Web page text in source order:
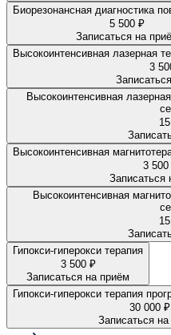
Биорезонансная диагностика
5 500 ₽
Записаться на
Высокоинтенсивная лазерная
3
Высокоинтенсивная
Высокоинтенсивная
3
Записаться
Высокоинтенсивная
Гипокси-гиперокси терапия
3 500 ₽
Записаться на приём
Гипокси-гиперокси терапия
30 000 ₽
Записаться